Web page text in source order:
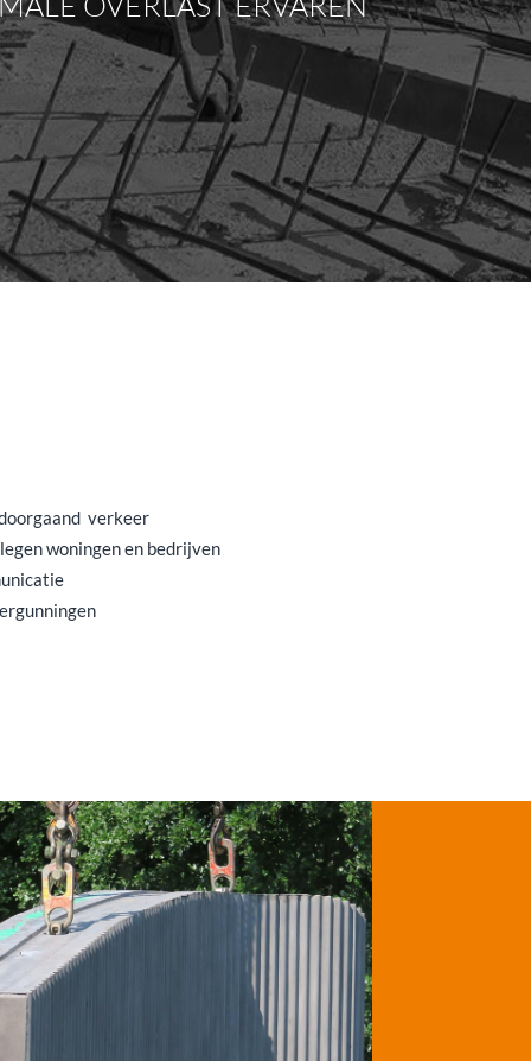
verkeer
woningen en bedrijven